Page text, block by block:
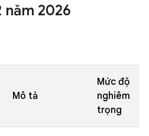
năm 2026
Mô tả
Mức độ
nghiêm
trọng